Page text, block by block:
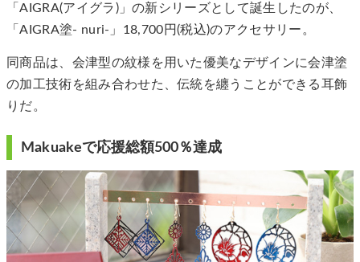
「AIGRA(アイグラ)」の新シリーズとして誕生したのが、
「AIGRA塗- nuri-」18,700円(税込)のアクセサリー。
同商品は、会津型の紋様を用いた優美なデザインに会津塗
の加工技術を組み合わせた、伝統を纏うことができる耳飾
りだ。
Makuakeで応援総額500％達成